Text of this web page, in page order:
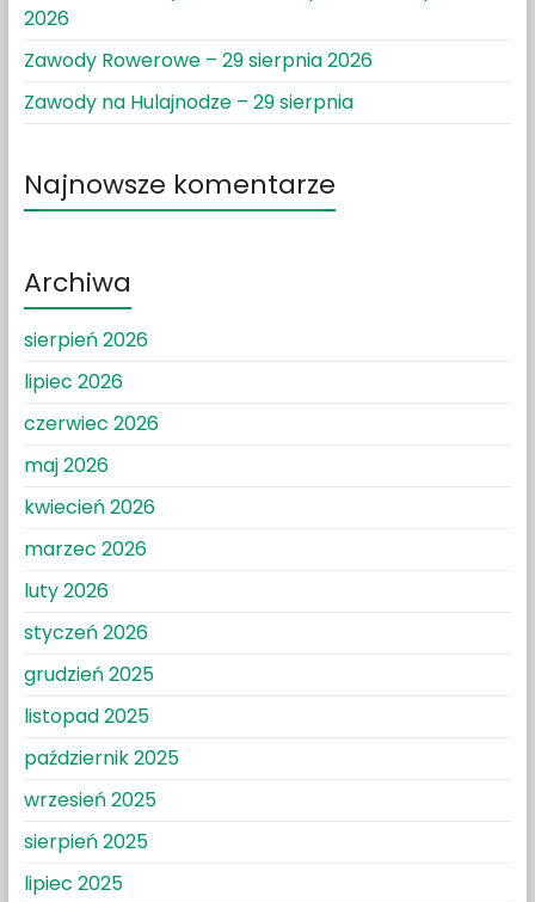
2026
Zawody Rowerowe – 29 sierpnia 2026
Zawody na Hulajnodze – 29 sierpnia
Najnowsze komentarze
Archiwa
sierpień 2026
lipiec 2026
czerwiec 2026
maj 2026
kwiecień 2026
marzec 2026
luty 2026
styczeń 2026
grudzień 2025
listopad 2025
październik 2025
wrzesień 2025
sierpień 2025
lipiec 2025